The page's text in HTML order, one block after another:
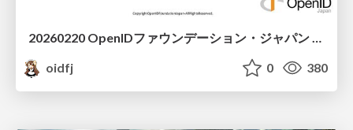
oidfj
0 380